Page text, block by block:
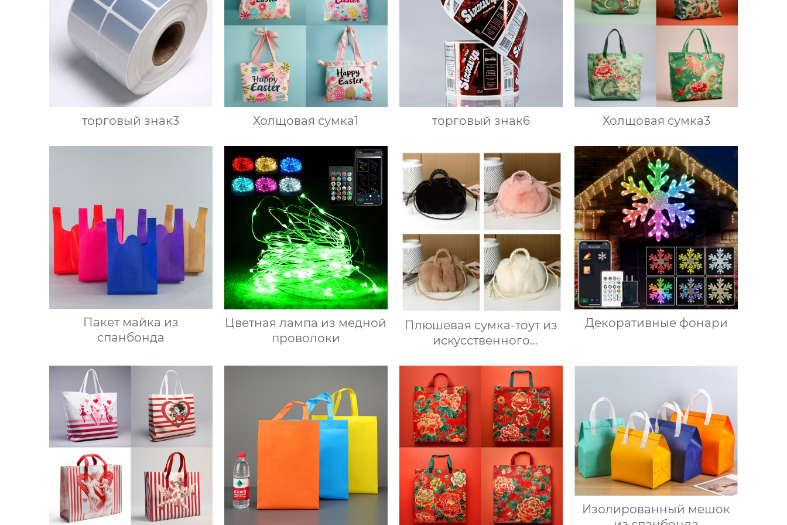
торговый знак3 Холщовая сумка1 торговый знак6 Холщовая сумка3
Пакет майка из
спанбонда
Цветная лампа из медной
проволоки
Плюшевая сумка-тоут из
искусственного
Декоративные фонари
Изолированный мешок